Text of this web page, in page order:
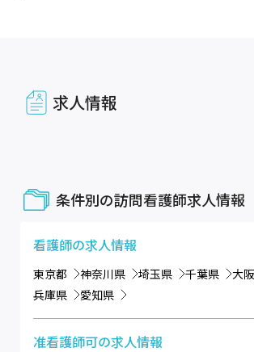
求人情報
条件別の訪問看護師求人情報
看護師の求人情報
東京都 神奈川県 埼玉県 千葉県 大
兵庫県
愛知県
准看護師可の求人情報